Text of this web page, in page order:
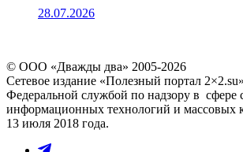
28.07.2026
© ООО «Дважды два» 2005-2026
Сетевое издание «Полезный портал
Федеральной службой по надзору в сфере
информационных технологий и массовых
13 июля 2018 года.